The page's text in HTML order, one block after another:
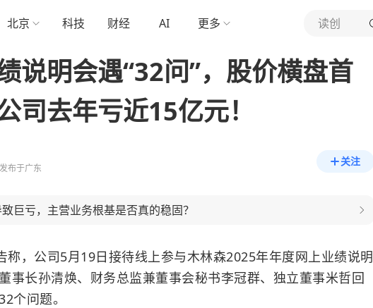
北京 科技 财经 AI 更多 读创
说明会遇“32问”，股价横盘首
司去年亏近15亿元！
发布于广东
关注
巨亏，主营业务根基是否真的稳固？
称，公司5月19日接待线上参与木林森2025年年度网上业绩说明
事长孙清焕、财务总监兼董事会秘书李冠群、独立董事米哲回
个问题。